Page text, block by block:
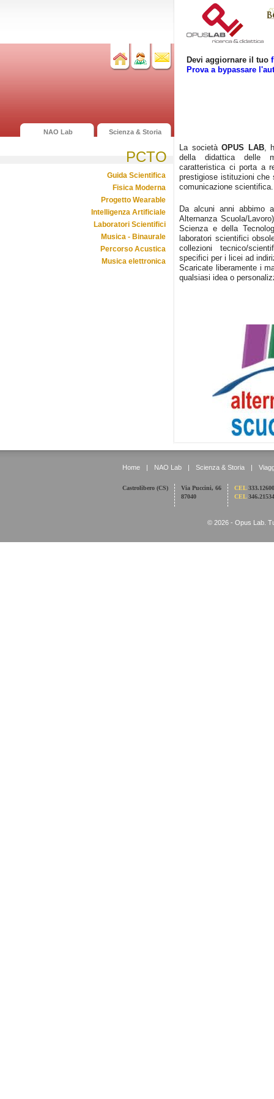
NAO Lab Scienza & Storia
Devi aggiornare il tuo
Prova a bypassare
PCTO
Guida Scientifica
Fisica Moderna
Progetto Wearable
Intelligenza Artificiale
Laboratori Scientifici
Musica - Binaurale
Percorso Acustica
Musica elettronica
La società OPUS LAB,
della didattica delle
caratteristica ci porta a
prestigiose istituzioni che
comunicazione scientifica.
Da alcuni anni abbimo
Alternanza Scuola/
Scienza e della
laboratori scientifici
collezioni tecnico/
specifici per i licei ad
Scaricate liberamente i
qualsiasi idea o
Home | NAO Lab | Scienza & Storia |
Castrolibero (CS)
Via Puccini, 66
87040
CEL
CEL
© 2026 - Opus Lab.